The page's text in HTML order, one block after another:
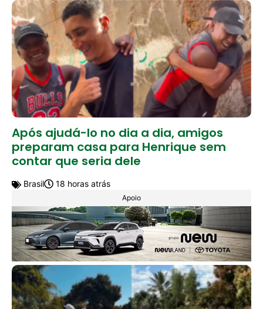
Após ajudá-lo no dia a dia, amigos
preparam casa para Henrique sem
contar que seria dele
Brasil 18 horas atrás
Apoio